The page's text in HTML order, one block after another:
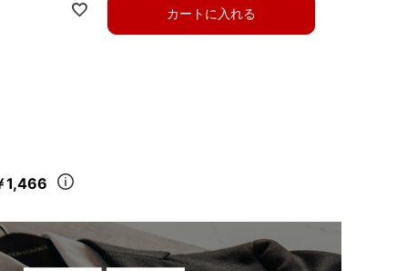
カートに入れる
1,466